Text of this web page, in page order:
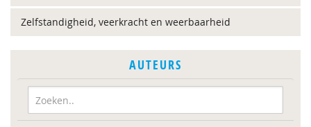
Zelfstandigheid, veerkracht en weerbaarheid
AUTEURS